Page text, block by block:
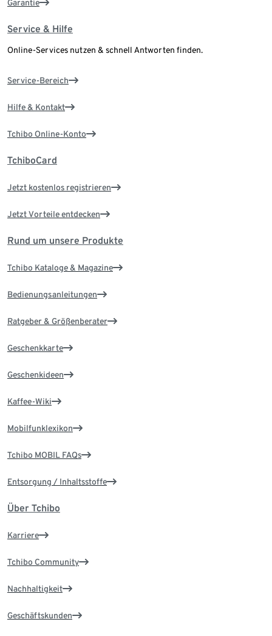
Garantie
Service & Hilfe
Online-Services nutzen & schnell Antworten finden.
Service-Bereich
Hilfe & Kontakt
Tchibo Online-Konto
TchiboCard
Jetzt kostenlos registrieren
Jetzt Vorteile entdecken
Rund um unsere Produkte
Tchibo Kataloge & Magazine
Bedienungsanleitungen
Ratgeber & Größenberater
Geschenkkarte
Geschenkideen
Kaffee-Wiki
Mobilfunklexikon
Tchibo MOBIL FAQs
Entsorgung / Inhaltsstoffe
Über Tchibo
Karriere
Tchibo Community
Nachhaltigkeit
Geschäftskunden